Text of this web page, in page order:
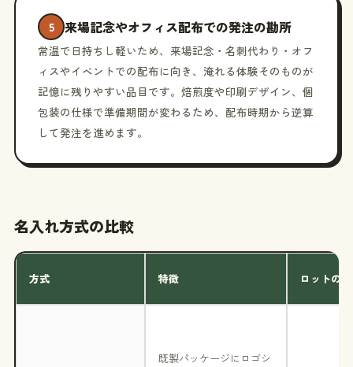
5 来場記念やオフィス配布での発注の勘所
常温で日持ちし軽いため、来場記念・名刺代わり・オフ
ィスやイベントでの配布に向き、淹れる体験そのものが
記憶に残りやすい品目です。焙煎度や印刷デザイン、個
包装の仕様で準備期間が変わるため、配布時期から逆算
して発注を進めます。
名入れ方式の比較
方式 特徴 ロットの
既製パッケージにロゴシ